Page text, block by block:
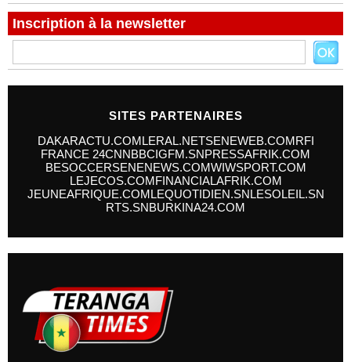
Inscription à la newsletter
SITES PARTENAIRES
DAKARACTU.COMLERAL.NETSENEWEB.COMRFI
FRANCE 24CNNBBCIGFM.SNPRESSAFRIK.COM
BESOCCERSENENEWS.COMWIWSPORT.COM
LEJECOS.COMFINANCIALAFRIK.COM
JEUNEAFRIQUE.COMLEQUOTIDIEN.SNLESOLEIL.SN
RTS.SNBURKINA24.COM